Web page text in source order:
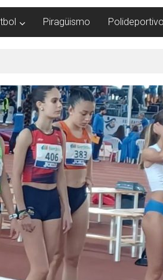
Piragüismo Polideportivo